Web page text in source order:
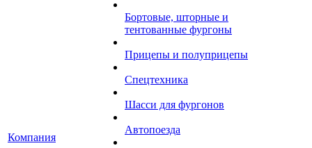
Компания
Бортовые, шторные и
тентованные фургоны
Прицепы и полуприцепы
Спецтехника
Шасси для фургонов
Автопоезда